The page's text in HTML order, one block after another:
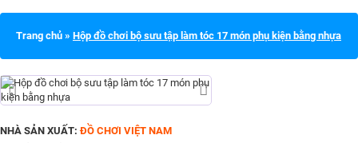
Trang chủ » Hộp đồ chơi bộ sưu tập làm tóc 17 món phụ kiện bằng nhựa
NHÀ SẢN XUẤT: ĐỒ CHƠI VIỆT NAM